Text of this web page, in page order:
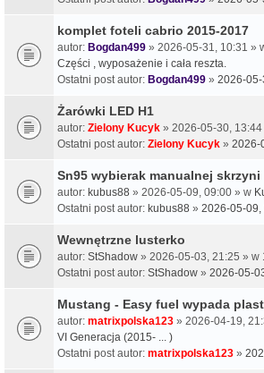
komplet foteli cabrio 2015-2017
autor: Bogdan499 » 2026-05-31, 10:31 »
Części , wyposażenie i cała reszta.
Ostatni post autor: Bogdan499 » 2026-05-
Żarówki LED H1
autor: Zielony Kucyk » 2026-05-30, 13:44
Ostatni post autor: Zielony Kucyk » 2026-
Sn95 wybierak manualnej skrzyni
autor: kubus88 » 2026-05-09, 09:00 » w
Ostatni post autor: kubus88 » 2026-05-09,
Wewnętrzne lusterko
autor: StShadow » 2026-05-03, 21:25 » w
Ostatni post autor: StShadow » 2026-05-
Mustang - Easy fuel wypada
autor: matrixpolska123 » 2026-04-19,
VI Generacja (2015- ... )
Ostatni post autor: matrixpolska123 »